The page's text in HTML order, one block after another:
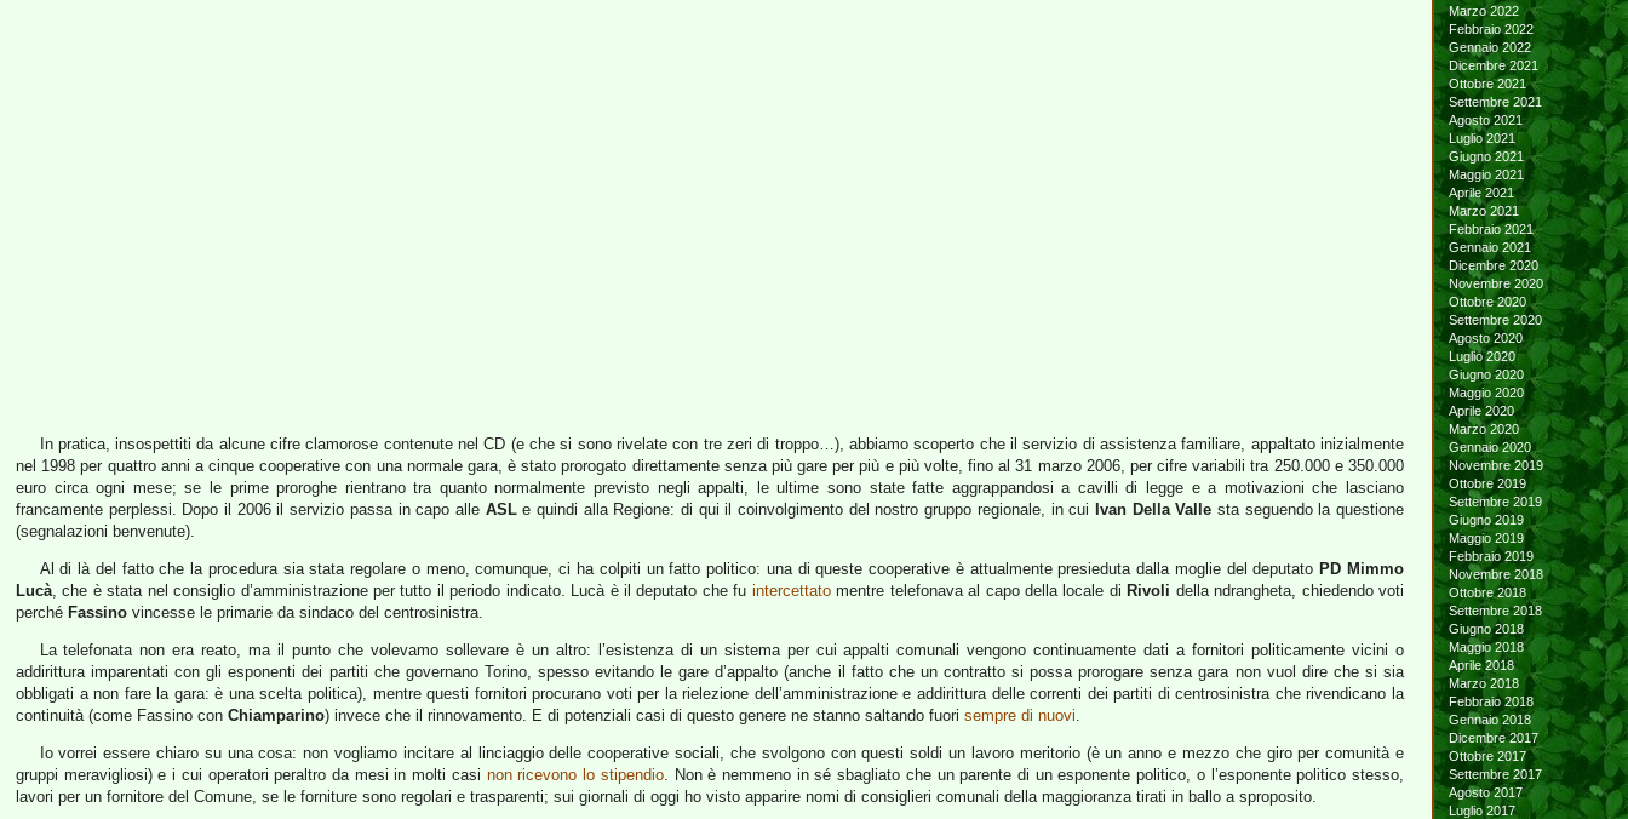
In pratica, insospettiti da alcune cifre clamorose contenute nel CD (e che si sono rivelate con tre zeri di troppo…), abbiamo scoperto che il servizio di assistenza familiare, appaltato inizialmente
nel 1998 per quattro anni a cinque cooperative con una normale gara, è stato prorogato direttamente senza più gare per più e più volte, fino al 31 marzo 2006, per cifre variabili tra 250.000 e 350.000
euro circa ogni mese; se le prime proroghe rientrano tra quanto normalmente previsto negli appalti, le ultime sono state fatte aggrappandosi a cavilli di legge e a motivazioni che lasciano
francamente perplessi. Dopo il 2006 il servizio passa in capo alle ASLe quindi alla Regione: di qui il coinvolgimento del nostro gruppo regionale, in cui Ivan Della Valle sta seguendo la questione
(segnalazioni benvenute).
Al di là del fatto che la procedura sia stata regolare o meno, comunque, ci ha colpiti un fatto politico: una di queste cooperative è attualmente presieduta dalla moglie del deputato PD Mimmo
Lucà, che è stata nel consiglio d’amministrazione per tutto il periodo indicato. Lucà è il deputato che fu intercettatomentre telefonava al capo della locale di Rivoli della ndrangheta, chiedendo voti
perché Fassino vincesse le primarie da sindaco del centrosinistra.
La telefonata non era reato, ma il punto che volevamo sollevare è un altro: l’esistenza di un sistema per cui appalti comunali vengono continuamente dati a fornitori politicamente vicini o
addirittura imparentati con gli esponenti dei partiti che governano Torino, spesso evitando le gare d’appalto (anche il fatto che un contratto si possa prorogare senza gara non vuol dire che si sia
obbligati a non fare la gara: è una scelta politica), mentre questi fornitori procurano voti per la rielezione dell’amministrazione e addirittura delle correnti dei partiti di centrosinistra che rivendicano la
continuità (come Fassino con Chiamparino) invece che il rinnovamento. E di potenziali casi di questo genere ne stanno saltando fuori sempre di nuovi.
Io vorrei essere chiaro su una cosa: non vogliamo incitare al linciaggio delle cooperative sociali, che svolgono con questi soldi un lavoro meritorio (è un anno e mezzo che giro per comunità e
gruppi meravigliosi) e i cui operatori peraltro da mesi in molti casi non ricevono lo stipendio. Non è nemmeno in sé sbagliato che un parente di un esponente politico, o l’esponente politico stesso,
lavori per un fornitore del Comune, se le forniture sono regolari e trasparenti; sui giornali di oggi ho visto apparire nomi di consiglieri comunali della maggioranza tirati in ballo a sproposito.
Marzo 2022
Febbraio 2022
Gennaio 2022
Dicembre 2021
Ottobre 2021
Settembre 2021
Agosto 2021
Luglio 2021
Giugno 2021
Maggio 2021
Aprile 2021
Marzo 2021
Febbraio 2021
Gennaio 2021
Dicembre 2020
Novembre 2020
Ottobre 2020
Settembre 2020
Agosto 2020
Luglio 2020
Giugno 2020
Maggio 2020
Aprile 2020
Marzo 2020
Gennaio 2020
Novembre 2019
Ottobre 2019
Settembre 2019
Giugno 2019
Maggio 2019
Febbraio 2019
Novembre 2018
Ottobre 2018
Settembre 2018
Giugno 2018
Maggio 2018
Aprile 2018
Marzo 2018
Febbraio 2018
Gennaio 2018
Dicembre 2017
Ottobre 2017
Settembre 2017
Agosto 2017
Luglio 2017